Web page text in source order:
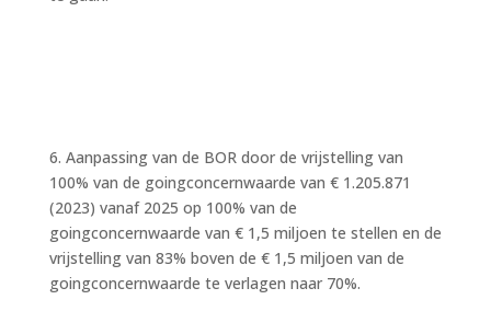
6. Aanpassing van de BOR door de vrijstelling van
100% van de goingconcernwaarde van € 1.205.871
(2023) vanaf 2025 op 100% van de
goingconcernwaarde van € 1,5 miljoen te stellen en de
vrijstelling van 83% boven de € 1,5 miljoen van de
goingconcernwaarde te verlagen naar 70%.